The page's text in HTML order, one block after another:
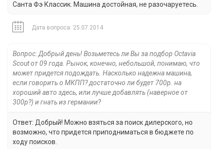
Санта Фэ Классик. Машина достойная, не разочаруетесь.
Дата вопроса: 25.07.2014
Вопрос: Добрый день! Возьметесь ли Вы за подбор Octavia
Scout от 09 года. Рынок, конечно, небольшой, понимаю, что
может придется подождать. Насколько надежна машина,
если говорить о МКПП? достаточно ли будет 700р. на
хороший авто здесь, или лучше добавлять (наверное от
300р?) и гнать из германии?
Ответ: Добрый! Можно взяться за поиск дилерского, но
возможно, что придется приподниматься в бюджете по
ходу поисков.